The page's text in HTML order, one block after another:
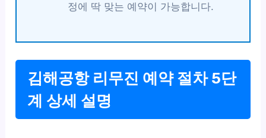
정에 딱 맞는 예약이 가능합니다.
김해공항 리무진 예약 절차 5단
계 상세 설명